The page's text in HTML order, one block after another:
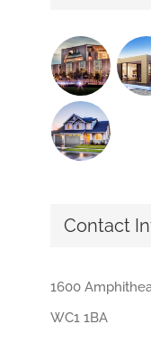
Contact
1600
WC1 1BA